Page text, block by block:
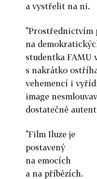
a vystřelit na ni.
"Prostřednictvím
na
studentka FAMU
s nakrátko
vehemencí i
image
dostatečně
"Film Iluze je
postavený
na emocích
a na příbězích.